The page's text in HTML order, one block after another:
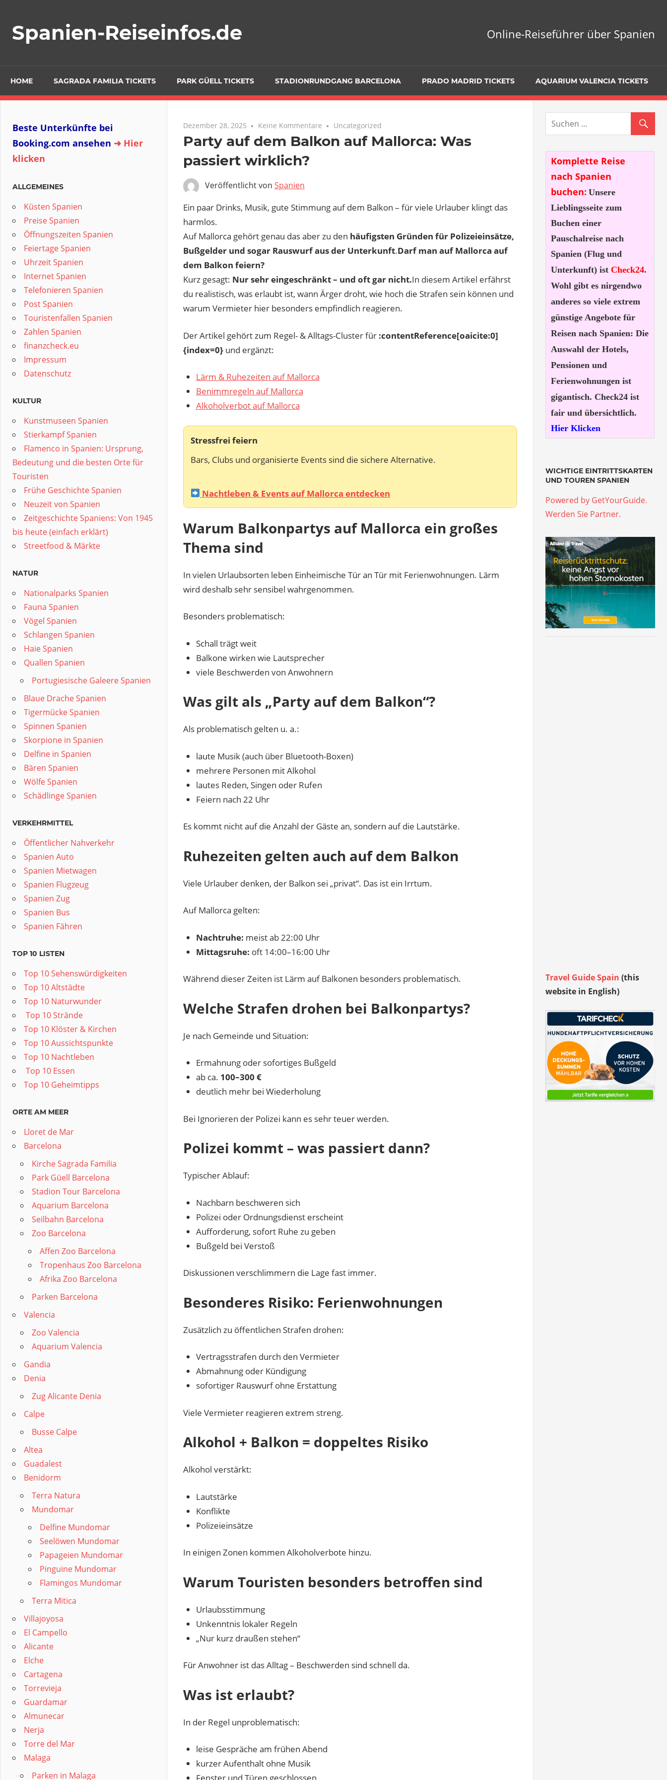
springen
Spanien-Reiseinfos.de Online-Reiseführer über Spanien
HOME SAGRADA FAMILIA TICKETS PARK GÜELL TICKETS STADIONRUNDGANG BARCELONA PRADO MADRID TICKETS AQUARIUM VALENCIA TICKETS
Dezember 28, 2025 Keine Kommentare Uncategorized
Party auf dem Balkon auf Mallorca: Was
passiert wirklich?
Veröffentlicht von Spanien
Ein paar Drinks, Musik, gute Stimmung auf dem Balkon – für viele Urlauber klingt das
harmlos.
Auf Mallorca gehört genau das aber zu den häufigsten Gründen für Polizeieinsätze,
Bußgelder und sogar Rauswurf aus der Unterkunft.Darf man auf Mallorca auf
dem Balkon feiern?
Kurz gesagt: Nur sehr eingeschränkt – und oft gar nicht.In diesem Artikel erfährst
du realistisch, was erlaubt ist, wann Ärger droht, wie hoch die Strafen sein können und
warum Vermieter hier besonders empfindlich reagieren.
Der Artikel gehört zum Regel- & Alltags-Cluster für :contentReference[oaicite:0]
{index=0} und ergänzt:
Lärm & Ruhezeiten auf Mallorca
Benimmregeln auf Mallorca
Alkoholverbot auf Mallorca
Stressfrei feiern
Bars, Clubs und organisierte Events sind die sichere Alternative.
Nachtleben & Events auf Mallorca entdecken
Warum Balkonpartys auf Mallorca ein großes
Thema sind
In vielen Urlaubsorten leben Einheimische Tür an Tür mit Ferienwohnungen. Lärm
wird deshalb sehr sensibel wahrgenommen.
Besonders problematisch:
Schall trägt weit
Balkone wirken wie Lautsprecher
viele Beschwerden von Anwohnern
Was gilt als „Party auf dem Balkon“?
Als problematisch gelten u. a.:
laute Musik (auch über Bluetooth-Boxen)
mehrere Personen mit Alkohol
lautes Reden, Singen oder Rufen
Feiern nach 22 Uhr
Es kommt nicht auf die Anzahl der Gäste an, sondern auf die Lautstärke.
Ruhezeiten gelten auch auf dem Balkon
Viele Urlauber denken, der Balkon sei „privat“. Das ist ein Irrtum.
Auf Mallorca gelten:
Nachtruhe: meist ab 22:00 Uhr
Mittagsruhe: oft 14:00–16:00 Uhr
Während dieser Zeiten ist Lärm auf Balkonen besonders problematisch.
Welche Strafen drohen bei Balkonpartys?
Je nach Gemeinde und Situation:
Ermahnung oder sofortiges Bußgeld
ab ca. 100–300 €
deutlich mehr bei Wiederholung
Bei Ignorieren der Polizei kann es sehr teuer werden.
Polizei kommt – was passiert dann?
Typischer Ablauf:
Nachbarn beschweren sich
Polizei oder Ordnungsdienst erscheint
Aufforderung, sofort Ruhe zu geben
Bußgeld bei Verstoß
Diskussionen verschlimmern die Lage fast immer.
Besonderes Risiko: Ferienwohnungen
Zusätzlich zu öffentlichen Strafen drohen:
Vertragsstrafen durch den Vermieter
Abmahnung oder Kündigung
sofortiger Rauswurf ohne Erstattung
Viele Vermieter reagieren extrem streng.
Alkohol + Balkon = doppeltes Risiko
Alkohol verstärkt:
Lautstärke
Konflikte
Polizeieinsätze
In einigen Zonen kommen Alkoholverbote hinzu.
Warum Touristen besonders betroffen sind
Urlaubsstimmung
Unkenntnis lokaler Regeln
„Nur kurz draußen stehen“
Für Anwohner ist das Alltag – Beschwerden sind schnell da.
Was ist erlaubt?
In der Regel unproblematisch:
leise Gespräche am frühen Abend
kurzer Aufenthalt ohne Musik
Beste Unterkünfte bei
Booking.com ansehen ➜ Hier
klicken
ALLGEMEINES
Küsten Spanien
Preise Spanien
Öffnungszeiten Spanien
Feiertage Spanien
Uhrzeit Spanien
Internet Spanien
Telefonieren Spanien
Post Spanien
Touristenfallen Spanien
Zahlen Spanien
finanzcheck.eu
Impressum
Datenschutz
KULTUR
Kunstmuseen Spanien
Stierkampf Spanien
Flamenco in Spanien: Ursprung,
Bedeutung und die besten Orte für
Touristen
Frühe Geschichte Spanien
Neuzeit von Spanien
Zeitgeschichte Spaniens: Von 1945
bis heute (einfach erklärt)
Streetfood & Märkte
NATUR
Nationalparks Spanien
Fauna Spanien
Vögel Spanien
Schlangen Spanien
Haie Spanien
Quallen Spanien
Portugiesische Galeere Spanien
Blaue Drache Spanien
Tigermücke Spanien
Spinnen Spanien
Skorpione in Spanien
Delfine in Spanien
Bären Spanien
Wölfe Spanien
Schädlinge Spanien
VERKEHRMITTEL
Öffentlicher Nahverkehr
Spanien Auto
Spanien Mietwagen
Spanien Flugzeug
Spanien Zug
Spanien Bus
Spanien Fähren
TOP 10 LISTEN
Top 10 Sehenswürdigkeiten
Top 10 Altstädte
Top 10 Naturwunder
️ Top 10 Strände
Top 10 Klöster & Kirchen
Top 10 Aussichtspunkte
Top 10 Nachtleben
️ Top 10 Essen
Top 10 Geheimtipps
ORTE AM MEER
Lloret de Mar
Barcelona
Kirche Sagrada Familia
Park Güell Barcelona
Stadion Tour Barcelona
Aquarium Barcelona
Seilbahn Barcelona
Zoo Barcelona
Affen Zoo Barcelona
Tropenhaus Zoo Barcelona
Afrika Zoo Barcelona
Parken Barcelona
Valencia
Zoo Valencia
Aquarium Valencia
Gandia
Denia
Zug Alicante Denia
Calpe
Busse Calpe
Altea
Guadalest
Benidorm
Terra Natura
Mundomar
Delfine Mundomar
Seelöwen Mundomar
Papageien Mundomar
Pinguine Mundomar
Flamingos Mundomar
Terra Mitica
Villajoyosa
El Campello
Alicante
Elche
Cartagena
Torrevieja
Guardamar
Almunecar
Nerja
Torre del Mar
Malaga
Parken in Malaga
Komplette Reise
nach Spanien
buchen: Unsere
Lieblingsseite zum
Buchen einer
Pauschalreise nach
Spanien (Flug und
Unterkunft) ist Check24.
Wohl gibt es nirgendwo
anderes so viele extrem
günstige Angebote für
Reisen nach Spanien: Die
Auswahl der Hotels,
Pensionen und
Ferienwohnungen ist
gigantisch. Check24 ist
fair und übersichtlich.
Hier Klicken
WICHTIGE EINTRITTSKARTEN
UND TOUREN SPANIEN
Powered by GetYourGuide.
Werden Sie Partner.
Travel Guide Spain (this
website in English)